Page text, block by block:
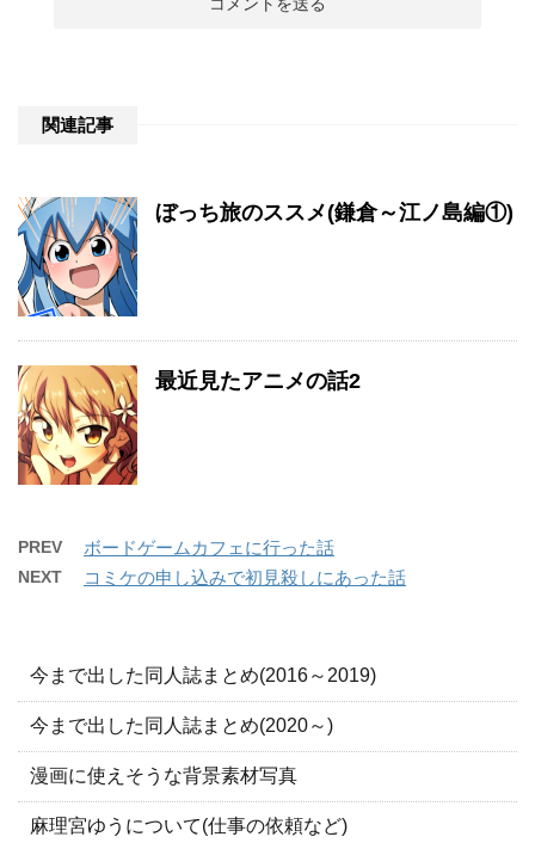
関連記事
ぼっち旅のススメ(鎌倉～江ノ島編①)
最近見たアニメの話2
PREV ボードゲームカフェに行った話
NEXT コミケの申し込みで初見殺しにあった話
今まで出した同人誌まとめ(2016～2019)
今まで出した同人誌まとめ(2020～)
漫画に使えそうな背景素材写真
麻理宮ゆうについて(仕事の依頼など)